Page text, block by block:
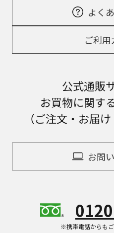
よく
ご利用
公式通販
お買物に関す
（ご注文・お届
お問
※携帯電話からも